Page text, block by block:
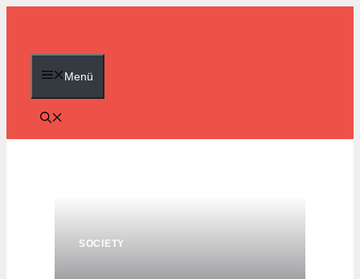
springen
Menü
SOCIETY